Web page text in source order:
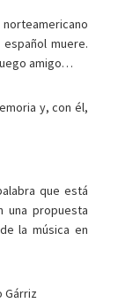
muere.
amigo…
y, con él,
que está
una propuesta
la música en
Gárriz